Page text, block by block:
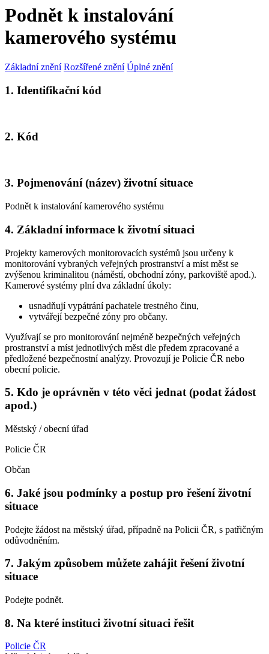
Podnět k instalování
kamerového systému
Základní znění Rozšířené znění Úplné znění
1. Identifikační kód
2. Kód
3. Pojmenování (název) životní situace
Podnět k instalování kamerového systému
4. Základní informace k životní situaci
Projekty kamerových monitorovacích systémů jsou určeny k
monitorování vybraných veřejných prostranství a míst měst se
zvýšenou kriminalitou (náměstí, obchodní zóny, parkoviště apod.).
Kamerové systémy plní dva základní úkoly:
usnadňují vypátrání pachatele trestného činu,
vytvářejí bezpečné zóny pro občany.
Využívají se pro monitorování nejméně bezpečných veřejných
prostranství a míst jednotlivých měst dle předem zpracované a
předložené bezpečnostní analýzy. Provozují je Policie ČR nebo
obecní policie.
5. Kdo je oprávněn v této věci jednat (podat žádost
apod.)
Městský / obecní úřad
Policie ČR
Občan
6. Jaké jsou podmínky a postup pro řešení životní
situace
Podejte žádost na městský úřad, případně na Policii ČR, s patřičným
odůvodněním.
7. Jakým způsobem můžete zahájit řešení životní
situace
Podejte podnět.
8. Na které instituci životní situaci řešit
Policie ČR